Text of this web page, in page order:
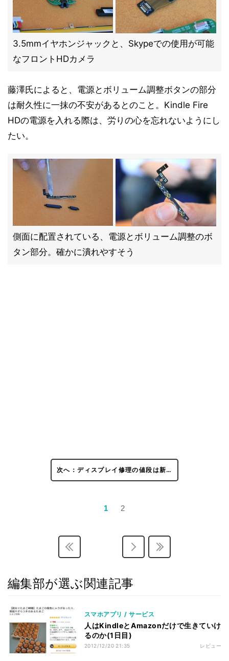
3.5mmイヤホンジャックと、Skypeでの使用が可能
なフロントHDカメラ
藤澤氏によると、電源とボリューム調整ボタンの部分
は耐久性に一抹の不安があるとのこと。Kindle Fire
HDの電源を入れる際は、労りの心を忘れないようにし
たい。
側面に配置されている、電源とボリューム調整のボ
タン部分。確かに潰れやすそう
次へ：ディスプレイ修理の値段は新…
1 2
編集部が選ぶ関連記事
スマホアプリ / サービス
人はKindleとAmazonだけで生きていけ
るのか(1日目)
2012/12/20 21:35 レビュー